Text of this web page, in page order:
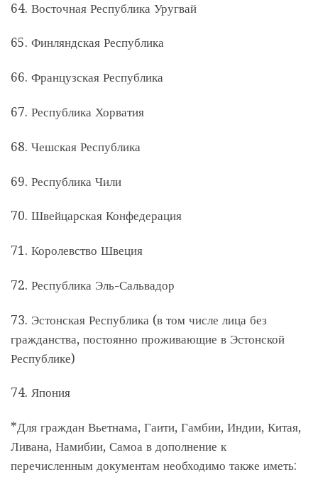
64. Восточная Республика Уругвай
65. Финляндская Республика
66. Французская Республика
67. Республика Хорватия
68. Чешская Республика
69. Республика Чили
70. Швейцарская Конфедерация
71. Королевство Швеция
72. Республика Эль-Сальвадор
73. Эстонская Республика (в том числе лица без
гражданства, постоянно проживающие в Эстонской
Республике)
74. Япония
*Для граждан Вьетнама, Гаити, Гамбии, Индии, Китая,
Ливана, Намибии, Самоа в дополнение к
перечисленным документам необходимо также иметь: